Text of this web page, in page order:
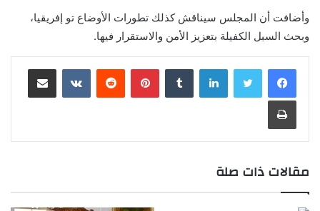
وأضافت أن المجلس سيناقش كذلك تطورات الأوضاع تو إفريقيا،
وبحث السبل الكفيلة بتعزيز الأمن والاستقرار فيها.
لينكدإن بينتيريست
مقالات ذات صلة